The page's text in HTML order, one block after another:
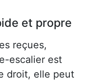
et propre
reçues,
escalier est
droit, elle peut